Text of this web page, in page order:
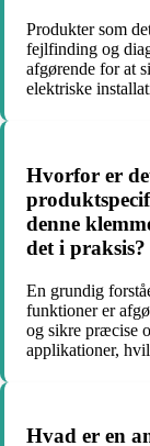
Produkter som
fejlfinding og
afgørende for at
elektriske
Hvorfor er
denne
det i praksis?
En grundig
funktioner er
og sikre præcise
applikationer,
Hvad er en